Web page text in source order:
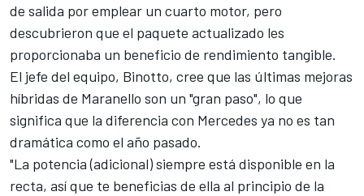
de salida por emplear un cuarto motor, pero
descubrieron que el paquete actualizado les
proporcionaba un beneficio de rendimiento tangible.
El jefe del equipo, Binotto, cree que las últimas mejoras
híbridas de Maranello son un "gran paso", lo que
significa que la diferencia con Mercedes ya no es tan
dramática como el año pasado.
"La potencia (adicional) siempre está disponible en la
recta, así que te beneficias de ella al principio de la